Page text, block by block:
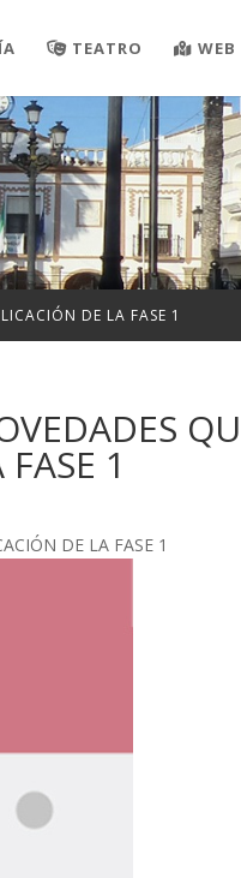
TEATRO
DE LA FASE 1
1
DE LA FASE 1